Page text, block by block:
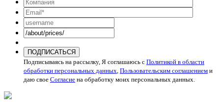
ПОДПИСАТЬСЯ
Подписываясь на рассылку, Я соглашаюсь с Политикой в области
обработки персональных данных Пользовательским соглашением и
даю свое Согласие на обработку моих персональных данных.